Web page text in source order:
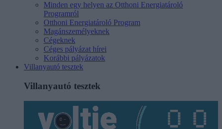
Minden egy helyen az Otthoni Energiatároló
Programról
Otthoni Energiatároló Program
Magánszemélyeknek
Cégeknek
Céges pályázat hírei
Korábbi pályázatok
Villanyautó tesztek
Villanyautó tesztek